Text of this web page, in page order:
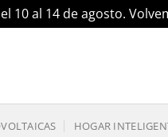
10 al 14 de agosto.
HOGAR